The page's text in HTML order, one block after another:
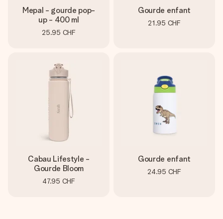
Mepal - gourde pop-
up - 400 ml
25.95 CHF
Gourde enfant
21.95 CHF
Cabau Lifestyle -
Gourde Bloom
47.95 CHF
Gourde enfant
24.95 CHF